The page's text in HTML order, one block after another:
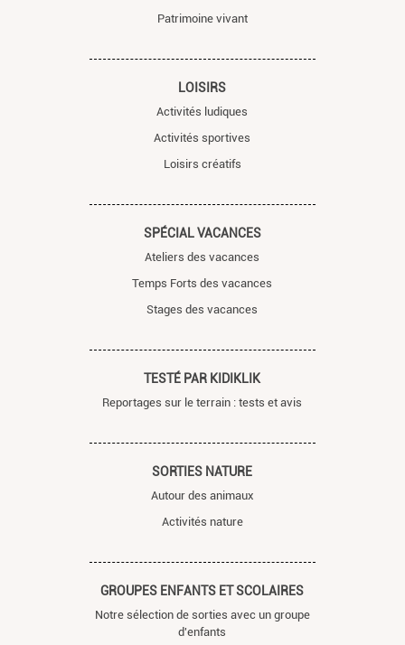
Patrimoine vivant
LOISIRS
Activités ludiques
Activités sportives
Loisirs créatifs
SPÉCIAL VACANCES
Ateliers des vacances
Temps Forts des vacances
Stages des vacances
TESTÉ PAR KIDIKLIK
Reportages sur le terrain : tests et avis
SORTIES NATURE
Autour des animaux
Activités nature
GROUPES ENFANTS ET SCOLAIRES
Notre sélection de sorties avec un groupe
d'enfants